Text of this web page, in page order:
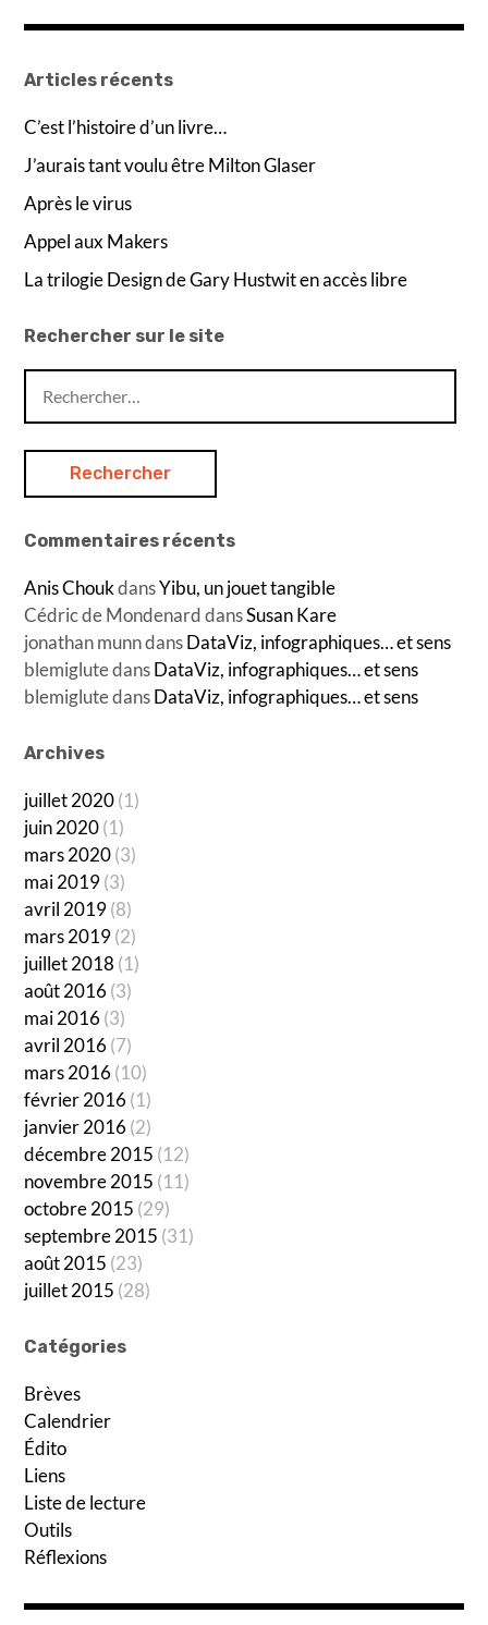
Articles récents
C’est l’histoire d’un livre…
J’aurais tant voulu être Milton Glaser
Après le virus
Appel aux Makers
La trilogie Design de Gary Hustwit en accès libre
Rechercher sur le site
Commentaires récents
Anis ChoukdansYibu, un jouet tangible
Cédric de MondenarddansSusan Kare
jonathan munndansDataViz, infographiques… et sens
blemiglutedansDataViz, infographiques… et sens
blemiglutedansDataViz, infographiques… et sens
Archives
juillet 2020(1)
juin 2020(1)
mars 2020(3)
mai 2019(3)
avril 2019(8)
mars 2019(2)
juillet 2018 (1)
août 2016(3)
mai 2016(3)
avril 2016(7)
mars 2016(10)
février 2016(1)
janvier 2016(2)
décembre 2015 (12)
novembre 2015 (11)
octobre 2015 (29)
septembre 2015 (31)
août 2015 (23)
juillet 2015 (28)
Catégories
Brèves
Calendrier
Édito
Liens
Liste de lecture
Outils
Réflexions